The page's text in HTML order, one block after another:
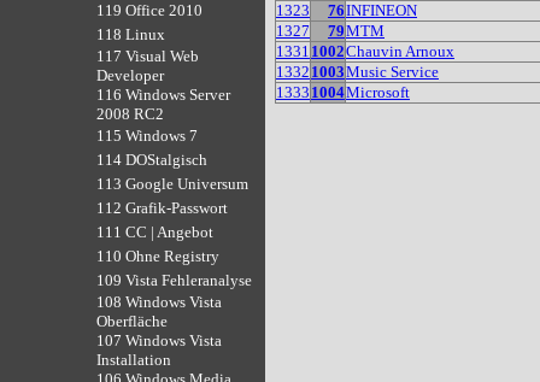
119 Office 2010
118 Linux
117 Visual Web
Developer
116 Windows Server
2008 RC2
115 Windows 7
114 DOStalgisch
113 Google Universum
112 Grafik-Passwort
111 CC | Angebot
110 Ohne Registry
109 Vista Fehleranalyse
108 Windows Vista
Oberfläche
107 Windows Vista
Installation
1323
76INFINEON
1327
79MTM
1331 1002Chauvin Arnoux
1332 1003Music Service
1333 1004Microsoft